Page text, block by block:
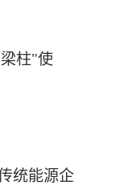
柱"使
统能源企